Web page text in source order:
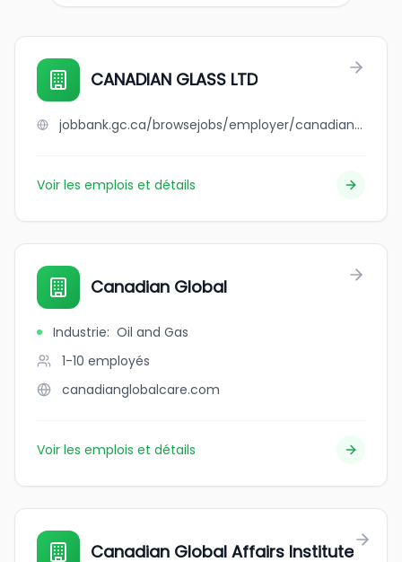
CANADIAN GLASS LTD
jobbank.gc.ca/browsejobs/employer/canadian+glass+ltd/ca
Voir les emplois et détails
Canadian Global
Industrie: Oil and Gas
1-10 employés
canadianglobalcare.com
Voir les emplois et détails
Canadian Global Affairs Institute